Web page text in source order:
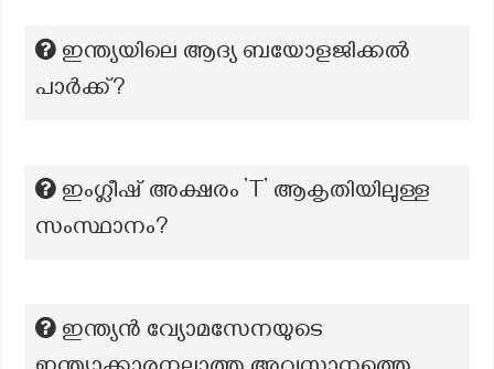
ഇന്ത്യയിലെ ആദ്യ ബയോളജിക്കൽ
പാർക്ക്?
ഇംഗ്ലീഷ് അക്ഷരം ’T’ ആകൃതിയിലുള്ള
സംസ്ഥാനം?
ഇന്ത്യൻ വ്യോമസേനയുടെ